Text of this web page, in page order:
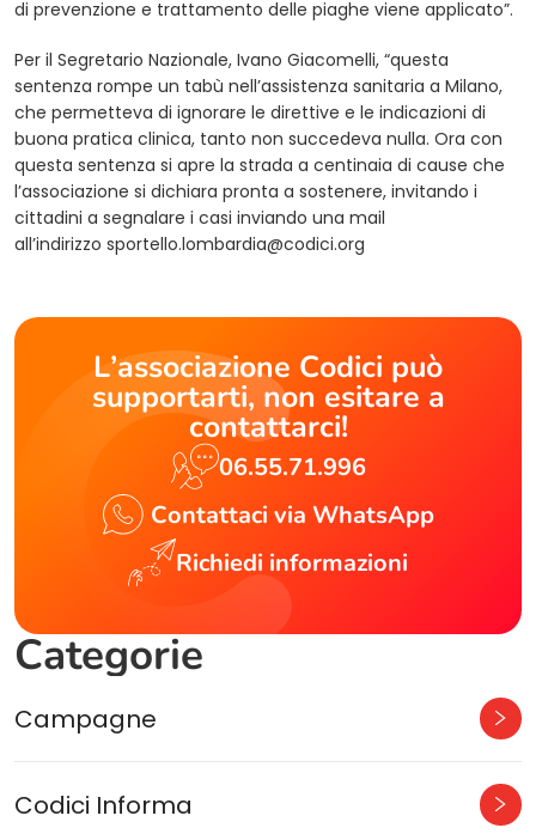
di prevenzione e trattamento delle piaghe viene applicato”.
Per il Segretario Nazionale, Ivano Giacomelli, “questa
sentenza rompe un tabù nell’assistenza sanitaria a Milano,
che permetteva di ignorare le direttive e le indicazioni di
buona pratica clinica, tanto non succedeva nulla. Ora con
questa sentenza si apre la strada a centinaia di cause che
l’associazione si dichiara pronta a sostenere, invitando i
cittadini a segnalare i casi inviando una mail
all’indirizzo sportello.lombardia@codici.org
L’associazione Codici può
supportarti, non esitare a
contattarci!
06.55.71.996
Contattaci via WhatsApp
Richiedi informazioni
Categorie
Campagne
Codici Informa